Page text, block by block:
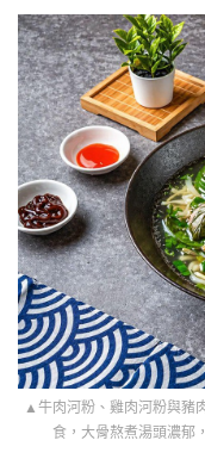
▲牛肉河粉、雞肉河粉與豬
食，大骨熬煮湯頭濃郁